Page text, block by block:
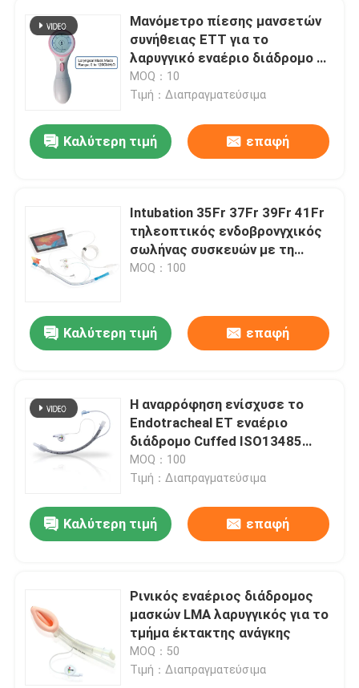
Μανόμετρο πίεσης μανσετών
συνήθειας ETT για το
λαρυγγικό εναέριο διάδρομο 0-
120cmH2O μασκών
MOQ：10
Τιμή：Διαπραγματεύσιμα
Καλύτερη τιμή επαφή
Intubation 35Fr 37Fr 39Fr 41Fr
τηλεοπτικός ενδοβρονγχικός
σωλήνας συσκευών με τη
κάμερα
MOQ：100
Καλύτερη τιμή επαφή
Η αναρρόφηση ενίσχυσε το
Endotracheal ET εναέριο
διάδρομο Cuffed ISO13485
σωλήνων πιστοποιημένο
MOQ：100
Τιμή：Διαπραγματεύσιμα
Καλύτερη τιμή επαφή
Ρινικός εναέριος διάδρομος
μασκών LMA λαρυγγικός για το
τμήμα έκτακτης ανάγκης
MOQ：50
Τιμή：Διαπραγματεύσιμα